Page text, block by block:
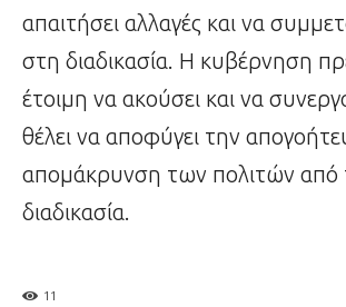
απαιτήσει αλλαγές και να
στη διαδικασία. Η κυβέρνηση
έτοιμη να ακούσει και να
θέλει να αποφύγει την
απομάκρυνση των πολιτών από
διαδικασία.
11